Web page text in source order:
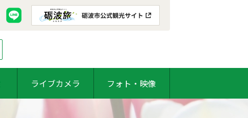
ライブカメラ フォト・映像